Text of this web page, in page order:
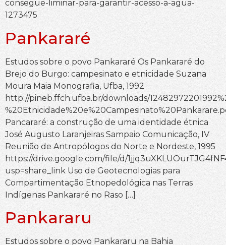
consegue-liminar-para-garantir-acesso-a-agua-
1273475
Pankararé
Estudos sobre o povo Pankararé Os Pankararé do
Brejo do Burgo: campesinato e etnicidade Suzana
Moura Maia Monografia, Ufba, 1992
http://pineb.ffch.ufba.br/downloads/
Pancararé: a construção de uma identidade étnica
José Augusto Laranjeiras Sampaio Comunicação, IV
Reunião de Antropólogos do Norte e Nordeste, 1995
https://drive.google.com/file/d/
usp=share_link Uso de Geotecnologias para
Compartimentação Etnopedológica nas Terras
Indígenas Pankararé no Raso […]
Pankararu
Estudos sobre o povo Pankararu na Bahia